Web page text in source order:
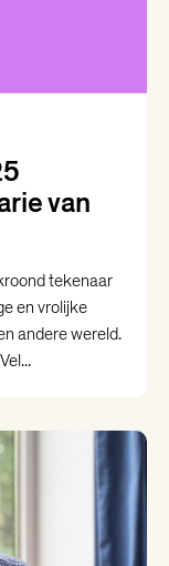
van
tekenaar
en vrolijke
andere wereld.